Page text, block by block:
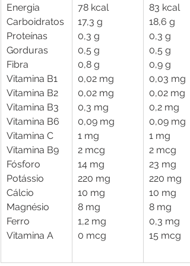
Energia
Carboidratos
Proteínas
Gorduras
Fibra
Vitamina B1
Vitamina B2
Vitamina B3
Vitamina B6
Vitamina C
Vitamina B9
Fósforo
Potássio
Cálcio
Magnésio
Ferro
Vitamina A
78 kcal
17,3 g
0,3 g
0,5 g
0,8 g
0,02 mg
0,02 mg
0,3 mg
0,09 mg
1 mg
2 mcg
14 mg
220 mg
10 mg
8 mg
1,2 mg
0 mcg
83 kcal
18,6 g
0,3 g
0,5 g
0,9 g
0,03 mg
0,02 mg
0,2 mg
0,09 mg
1 mg
2 mcg
23 mg
220 mg
10 mg
8 mg
0,3 mg
15 mcg